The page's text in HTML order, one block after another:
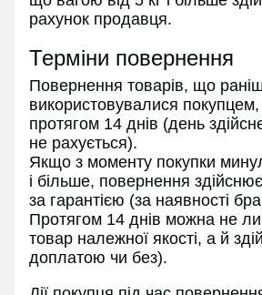
рахунок продавця.
Терміни повернення
Повернення товарів, що
використовувалися покупцем,
протягом 14 днів (день
не рахується).
Якщо з моменту покупки
і більше, повернення
за гарантією (за наявності
Протягом 14 днів можна не
товар належної якості, а й
доплатою чи без).